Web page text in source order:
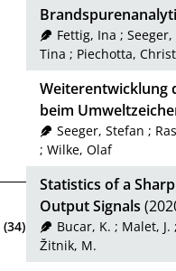
(34)
Fettig, Ina ;
Tina ; Piechotta,
Weiterentwicklung
beim
Seeger, Stefan ;
; Wilke, Olaf
Statistics of a
Output Signals
Bucar, K. ; Malet, J.
Žitnik, M.